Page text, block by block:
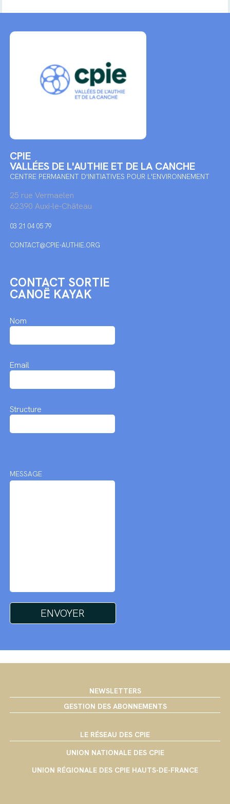
CPIE
VALLÉES DE L'AUTHIE ET DE LA CANCHE
CENTRE PERMANENT D'INITIATIVES POUR L'ENVIRONNEMENT
25 rue Vermaelen
62390 Auxi-le-Château
03 21 04 05 79
CONTACT@CPIE-AUTHIE.ORG
CONTACT SORTIE
CANOË KAYAK
Nom
Email
Structure
MESSAGE
NEWSLETTERS
GESTION DES ABONNEMENTS
LE RÉSEAU DES CPIE
UNION NATIONALE DES CPIE
UNION RÉGIONALE DES CPIE HAUTS-DE-FRANCE